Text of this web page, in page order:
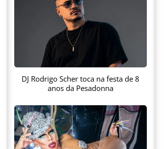
DJ Rodrigo Scher toca na festa de 8
anos da Pesadonna